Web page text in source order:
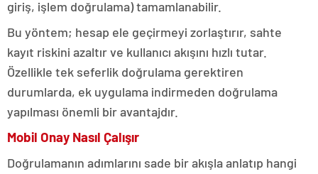
giriş, işlem doğrulama) tamamlanabilir.
Bu yöntem; hesap ele geçirmeyi zorlaştırır, sahte
kayıt riskini azaltır ve kullanıcı akışını hızlı tutar.
Özellikle tek seferlik doğrulama gerektiren
durumlarda, ek uygulama indirmeden doğrulama
yapılması önemli bir avantajdır.
Mobil Onay Nasıl Çalışır
Doğrulamanın adımlarını sade bir akışla anlatıp hangi